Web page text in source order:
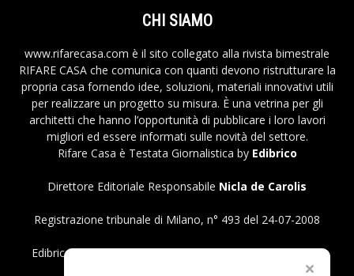
CHI SIAMO
www.rifarecasa.com è il sito collegato alla rivista bimestrale
RIFARE CASA che comunica con quanti devono ristrutturare la
propria casa fornendo idee, soluzioni, materiali innovativi utili
per realizzare un progetto su misura. È una vetrina per gli
architetti che hanno l’opportunità di pubblicare i loro lavori
migliori ed essere informati sulle novità del settore.
Rifare Casa è Testata Giornalistica by Edibrico
Direttore Editoriale Responsabile Nicla de Carolis
Registrazione tribunale di Milano, n° 493 del 24-07-2008
Edibrico srl - Viale Emilio Caldara, 44 - 20122 Milano P.iva